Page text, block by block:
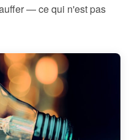
— ce qui n'est pas